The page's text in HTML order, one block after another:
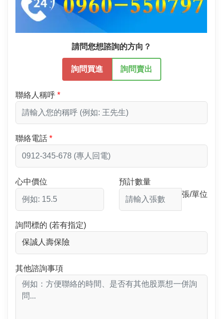
請問您想諮詢的方向？
詢問買進 詢問賣出
聯絡人稱呼
聯絡電話
心中價位
預計數量
張/單位
詢問標的 (若有指定)
其他諮詢事項